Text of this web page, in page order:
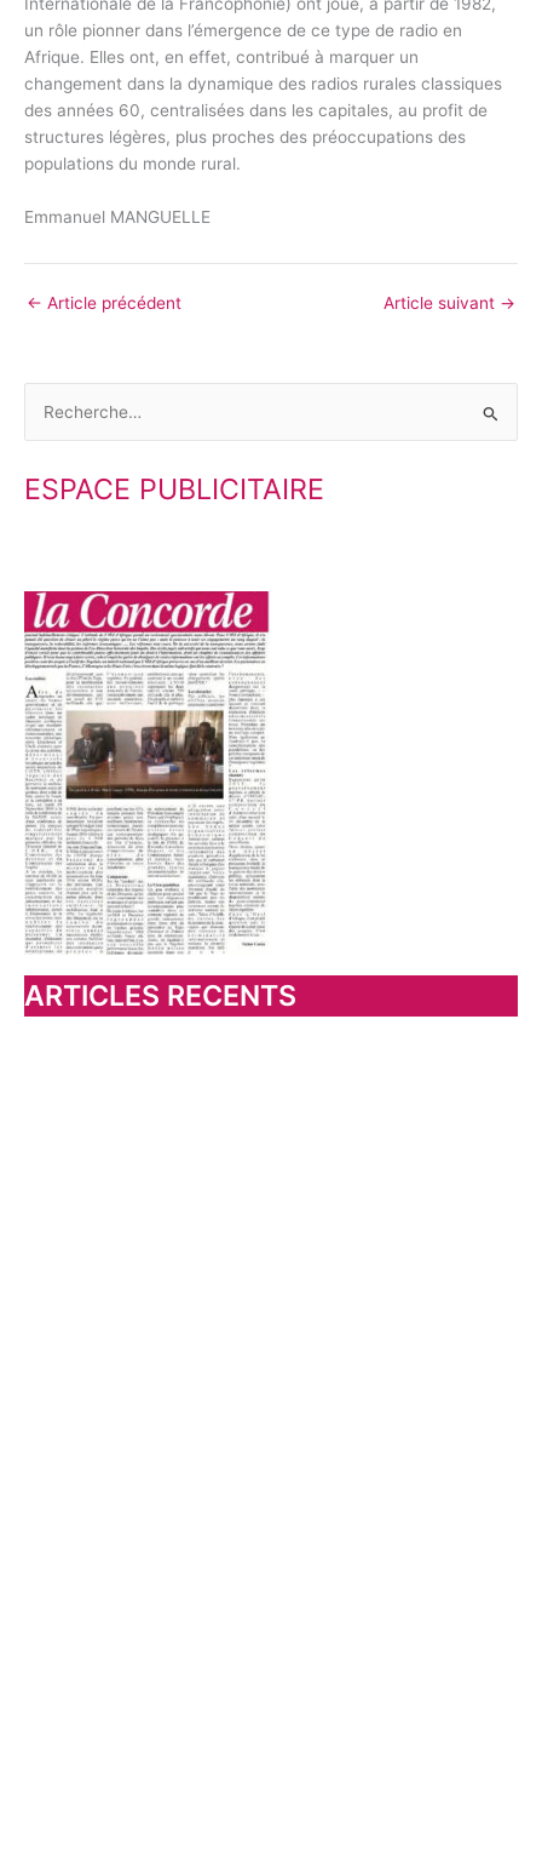
Internationale de la Francophonie) ont joué, à partir de 1982,
un rôle pionner dans l’émergence de ce type de radio en
Afrique. Elles ont, en effet, contribué à marquer un
changement dans la dynamique des radios rurales classiques
des années 60, centralisées dans les capitales, au profit de
structures légères, plus proches des préoccupations des
populations du monde rural.
Emmanuel MANGUELLE
← Article précédent Article suivant →
c
h
e
r
:
ESPACE PUBLICITAIRE
ARTICLES RECENTS